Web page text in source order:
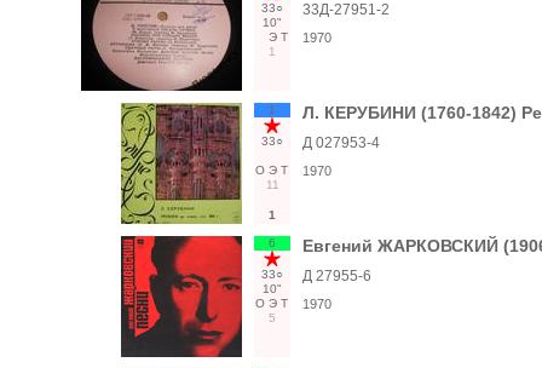
33○
10"
Э Т
1
33Д-27951-2
1970
1
33○
О Э Т
11
1
Л. КЕРУБИНИ (1760-1842)
Д 027953-4
1970
6
33○
10"
О Э Т
5
Евгений ЖАРКОВСКИЙ
Д 27955-6
1970